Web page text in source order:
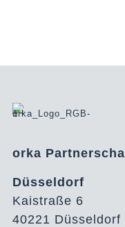
orka
Düsseldorf
Kaistraße 6
40221 Düsseldorf